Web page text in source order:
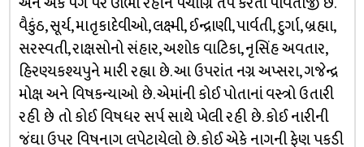
વૈકુંઠ, સૂર્ય, માતૃકાદેવીઓ, લક્ષ્મી, ઈન્દ્રાણી, પાર્વતી, દુર્ગા, બ્રહ્મા,
સરસ્વતી, રાક્ષસોનો સંહાર, અશોક વાટિકા, નૃસિંહ અવતાર,
હિરણ્યકશ્યપુને મારી રહ્યા છે. આ ઉપરાંત નગ્ન અપ્સરા, ગજેન્દ્ર
મોક્ષ અને વિષકન્યાઓ છે. એમાંની કોઈ પોતાનાં વસ્ત્રો ઉતારી
રહી છે તો કોઈ વિષધર સર્પ સાથે ખેલી રહી છે. કોઈ નારીની
જંઘા ઉપર વિષનાગ લપેટાયેલો છે. કોઈ એકે નાગની ફેણ પકડી